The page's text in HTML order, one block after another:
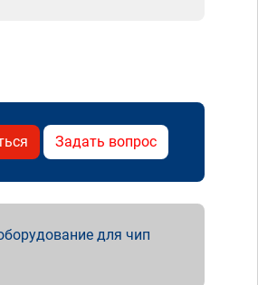
Задать вопрос
для чип